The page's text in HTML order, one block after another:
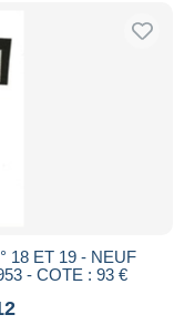
18 ET 19 - NEUF
- COTE : 93 €